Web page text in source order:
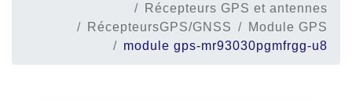
Récepteurs GPS et antennes
RécepteursGPS/GNSS
Module GPS
module gps-mr93030pgmfrgg-u8